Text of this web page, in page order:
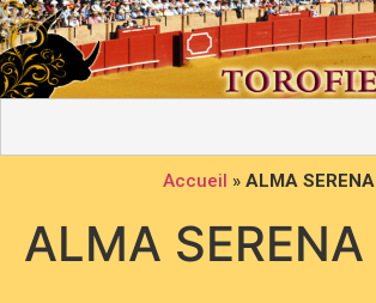
Accueil » ALMA SERENA
ALMA SERENA